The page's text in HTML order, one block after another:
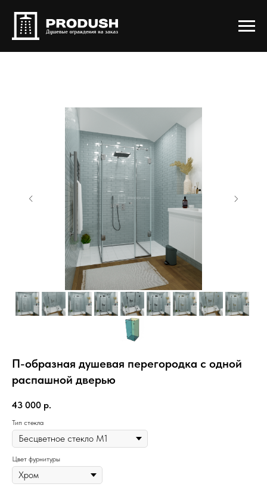
П-образная душевая перегородка с одной
распашной дверью
43 000 р.
Тип стекла
Цвет фурнитуры